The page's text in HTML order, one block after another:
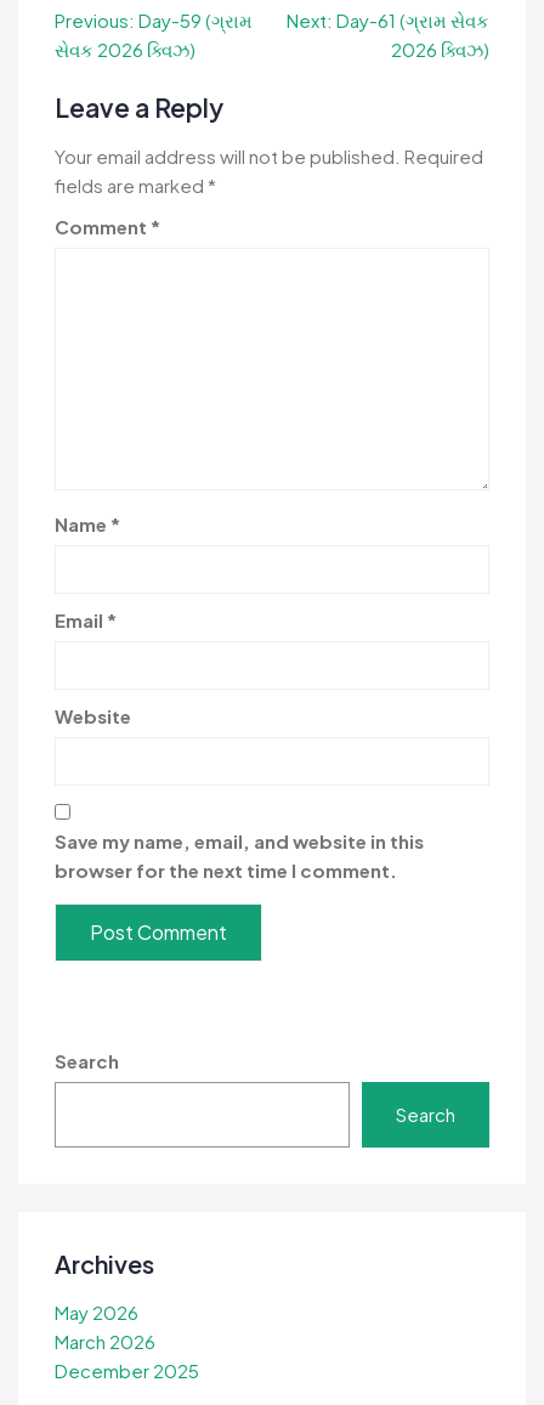
Post
navigation
Previous: Day-59 (ગ્રામ
સેવક 2026 ક્વિઝ)
Next: Day-61 (ગ્રામ સેવક
2026 ક્વિઝ)
Leave a Reply
Your email address will not be published. Required
fields are marked *
Comment *
Name *
Email *
Website
Save my name, email, and website in this
browser for the next time I comment.
Search
Search
Archives
May 2026
March 2026
December 2025